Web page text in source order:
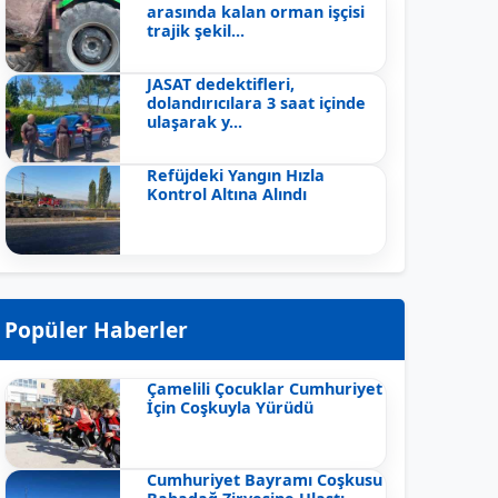
arasında kalan orman işçisi
trajik şekil...
JASAT dedektifleri,
dolandırıcılara 3 saat içinde
ulaşarak y...
Refüjdeki Yangın Hızla
Kontrol Altına Alındı
Popüler Haberler
Çamelili Çocuklar Cumhuriyet
İçin Coşkuyla Yürüdü
Cumhuriyet Bayramı Coşkusu